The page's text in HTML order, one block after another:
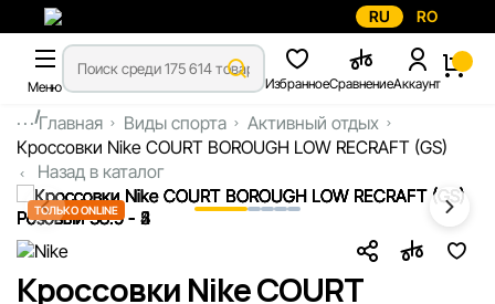
RU RO
Меню ИзбранноеСравнениеАккаунт
...Главная Виды спорта
Активный отдых
Кроссовки Nike COURT BOROUGH LOW RECRAFT (GS)
Назад в каталог
ТОЛЬКО ONLINE
Кроссовки Nike COURT